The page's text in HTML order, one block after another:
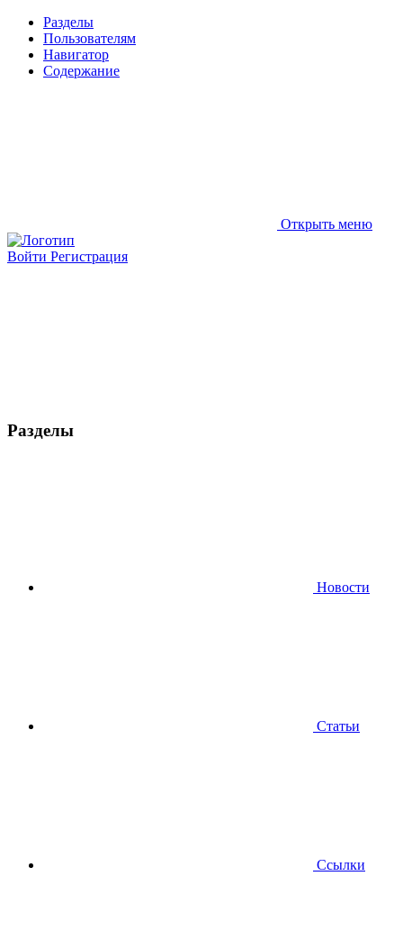
Разделы
Пользователям
Навигатор
Содержание
Открыть меню
Войти Регистрация
Разделы
Новости
Статьи
Ссылки